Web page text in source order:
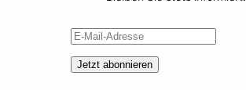
Jetzt abonnieren